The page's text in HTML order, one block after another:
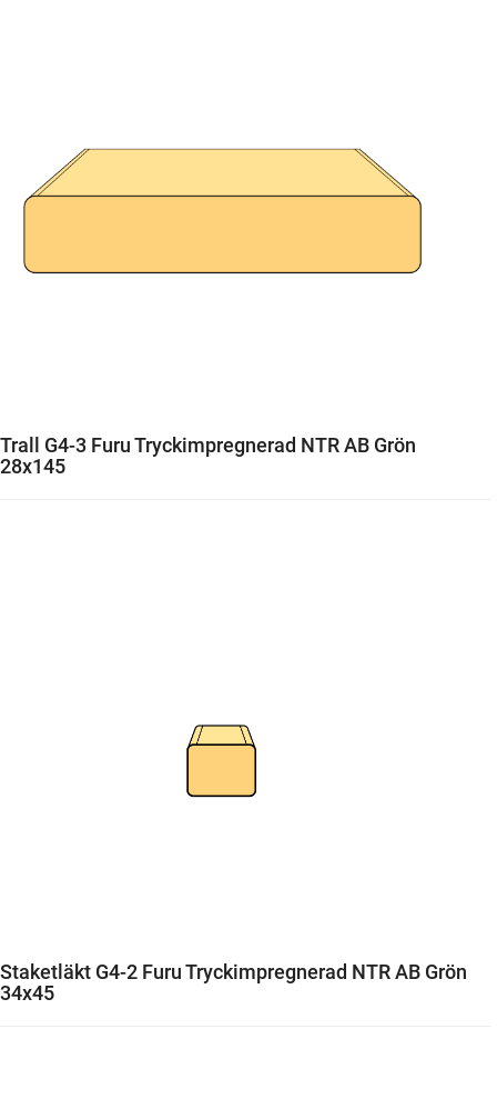
Trall G4-3 Furu Tryckimpregnerad NTR AB Grön
28x145
Staketläkt G4-2 Furu Tryckimpregnerad NTR AB Grön
34x45